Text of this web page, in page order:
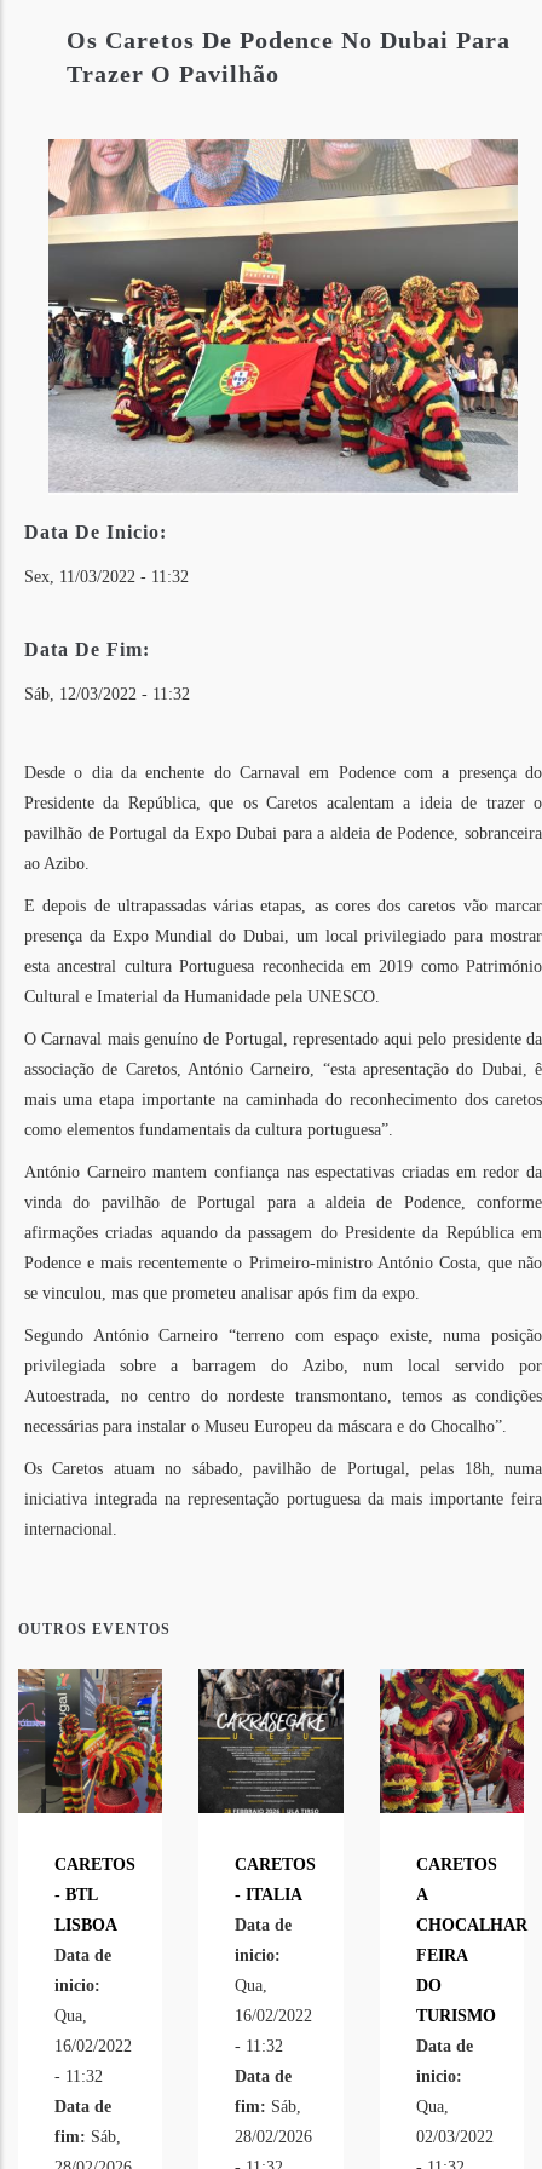
Os Caretos De Podence No Dubai Para
Trazer O Pavilhão
Data De Inicio:
Sex, 11/03/2022 - 11:32
Data De Fim:
Sáb, 12/03/2022 - 11:32
Desde o dia da enchente do Carnaval em Podence com a presença do
Presidente da República, que os Caretos acalentam a ideia de trazer o
pavilhão de Portugal da Expo Dubai para a aldeia de Podence, sobranceira
ao Azibo.
E depois de ultrapassadas várias etapas, as cores dos caretos vão marcar
presença da Expo Mundial do Dubai, um local privilegiado para mostrar
esta ancestral cultura Portuguesa reconhecida em 2019 como Património
Cultural e Imaterial da Humanidade pela UNESCO.
O Carnaval mais genuíno de Portugal, representado aqui pelo presidente da
associação de Caretos, António Carneiro, “esta apresentação do Dubai, ê
mais uma etapa importante na caminhada do reconhecimento dos caretos
como elementos fundamentais da cultura portuguesa”.
António Carneiro mantem confiança nas espectativas criadas em redor da
vinda do pavilhão de Portugal para a aldeia de Podence, conforme
afirmações criadas aquando da passagem do Presidente da República em
Podence e mais recentemente o Primeiro-ministro António Costa, que não
se vinculou, mas que prometeu analisar após fim da expo.
Segundo António Carneiro “terreno com espaço existe, numa posição
privilegiada sobre a barragem do Azibo, num local servido por
Autoestrada, no centro do nordeste transmontano, temos as condições
necessárias para instalar o Museu Europeu da máscara e do Chocalho”.
Os Caretos atuam no sábado, pavilhão de Portugal, pelas 18h, numa
iniciativa integrada na representação portuguesa da mais importante feira
internacional.
OUTROS EVENTOS
CARETOS
- BTL
LISBOA
Data de
inicio:
Qua,
16/02/2022
- 11:32
Data de
fim: Sáb,
CARETOS
- ITALIA
Data de
inicio:
Qua,
16/02/2022
- 11:32
Data de
fim: Sáb,
28/02/2026
CARETOS
A
CHOCALHAR
FEIRA
DO
TURISMO
Data de
inicio:
Qua,
02/03/2022